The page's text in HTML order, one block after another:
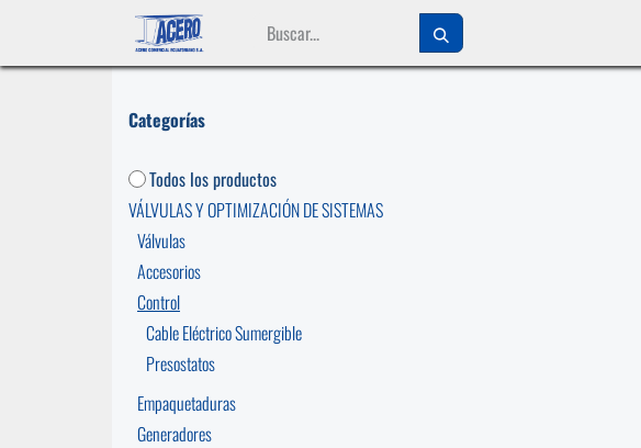
Categorías
Todos los productos
VÁLVULAS Y OPTIMIZACIÓN DE SISTEMAS
Válvulas
Accesorios
Control
Cable Eléctrico Sumergible
Presostatos
Empaquetaduras
Generadores